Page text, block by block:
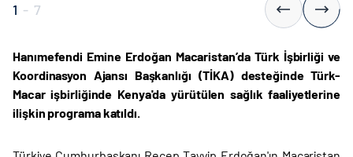
1 - 7
Hanımefendi Emine Erdoğan Macaristan’da Türk İşbirliği ve
Koordinasyon Ajansı Başkanlığı (TİKA) desteğinde Türk-
Macar işbirliğinde Kenya'da yürütülen sağlık faaliyetlerine
ilişkin programa katıldı.